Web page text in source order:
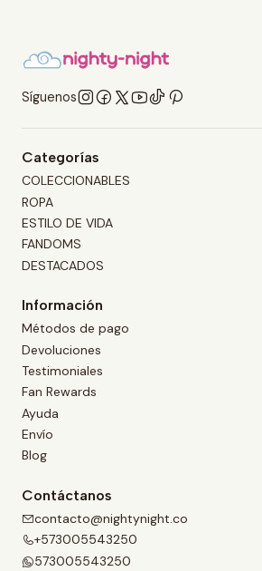
Síguenos
Categorías
COLECCIONABLES
ROPA
ESTILO DE VIDA
FANDOMS
DESTACADOS
Información
Métodos de pago
Devoluciones
Testimoniales
Fan Rewards
Ayuda
Envío
Blog
Contáctanos
contacto@nightynight.co
+573005543250
573005543250